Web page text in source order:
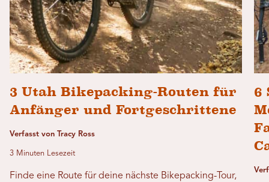
3 Utah Bikepacking-Routen für
Anfänger und Fortgeschrittene
Verfasst von Tracy Ross
3 Minuten Lesezeit
Finde eine Route für deine nächste Bikepacking-Tour,
6